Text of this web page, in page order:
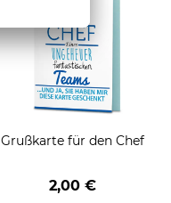
Grußkarte für den Chef
2,00 €